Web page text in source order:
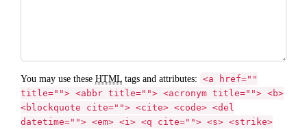
You may use these HTML tags and attributes: <a href=""
title=""> <abbr title=""> <acronym title=""> <b>
<blockquote cite=""> <cite> <code> <del
datetime=""> <em> <i> <q cite=""> <s> <strike>